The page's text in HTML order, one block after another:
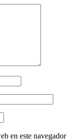
en este navegador